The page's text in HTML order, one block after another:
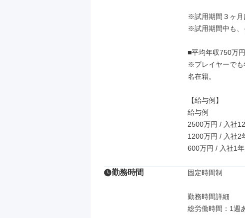
※試用期間３ヶ月
※試用期間中も、
■平均年収750万円
※プレイヤーでも
名在籍。
【給与例】
給与例
2500万円 / 入社
1200万円 / 入社2
600万円 / 入社1
勤務時間 固定時間制
勤務時間詳細
総労働時間：1週